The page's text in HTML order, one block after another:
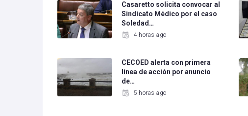
Casaretto solicita convocar al
Sindicato Médico por el caso
Soledad…
4 horas ago
CECOED alerta con primera
línea de acción por anuncio
de…
5 horas ago